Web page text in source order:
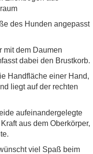
des Hunden angepasst
mit dem Daumen
dabei den Brustkorb.
Handfläche einer Hand,
liegt auf der rechten
aufeinandergelegte
aus dem Oberkörper,
viel Spaß beim